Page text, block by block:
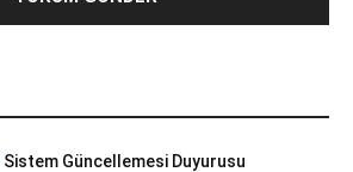
Sistem Güncellemesi Duyurusu